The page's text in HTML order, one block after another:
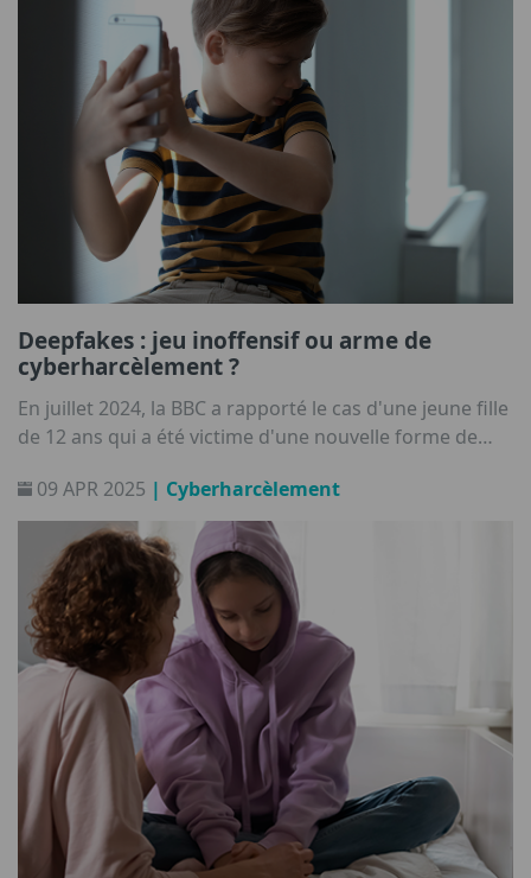
Deepfakes : jeu inoffensif ou arme de
cyberharcèlement ?
En juillet 2024, la BBC a rapporté le cas d'une jeune fille
de 12 ans qui a été victime d'une nouvelle forme de
école ont posté une photo modifiée de la jeune fille sur
Snapchat.
09 APR 2025 | Cyberharcèlement